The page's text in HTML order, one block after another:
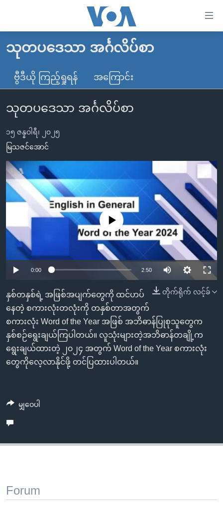
လွယ်ကူ
သည့်
များ
ပင်မ
အကြောင်းအရာ
ကျော်
ကြည့်
ရန်
အ
ညွန်း
စာမျက်နှာ
ကြည့်
ရန်
ရှာဖွေ
ရန်
နေရာ
သို့
မူလစာမျက်နှာ
မြန်မာ
ကမ္ဘာ့သတင်းများ
နိုင်ငံတကာ
တရုတ်
အစ္စရေး-ပါလက်စတိုင်း
ဗွီဒီယို
ရပ်ဝန်းတခု လမ်းတခု အလွန်
အင်္ဂလိပ်စာလေ့လာမယ်
အမေရိကန်သုံးအီဒီယံ
မကြေးမုံရဲ့ အင်္ဂလိပ်စာ
ရုပ်ရှင်ထဲက အင်္ဂလိပ်စာ
သုတပဒေသာ အင်္ဂလိပ်စာ
အပတ်စဉ်ကဏ္ဍများ
ရေဒီယို
ရေဒီယိုနှင့်ရုပ်သံ အချက်အလက်များ
ရေဒီယို/တီဗွီအစီအစဉ်
Learning English
ဗွီအိုအေ လူမှုကွန်ယက်များ
ဘာသာစကားများ
သုတပဒေသာ အင်္ဂလိပ်စာ
ဗွီဒီယို ကြည့်ရှုရန် အကြောင်း
သုတပဒေသာ အင်္ဂလိပ်စာ
၁၅ ဇန္နဝါရီ၊ ၂၀၂၅
မြသဇင်အောင်
Auto 240p 360p 480p
720p 1080p
No media source currently available
0:00 2:50
240p
480p
တိုက်ရိုက် လင့်ခ်
နှစ်တနှစ်ရဲ့ အဖြစ်အပျက်တွေကို ထင်ဟပ်
နေတဲ့ စကားလုံးတလုံးကို တနှစ်တာအတွက်
စကားလုံး Word of the Year အဖြစ် အဘိဓာန်ပြုစုသူတွေက
နှစ်စဉ်ရွေးချယ်ကြပါတယ်။ လူသုံးများတဲ့အဘိဓာန်တချို့က
ရွေးချယ်ထားတဲ့ ၂၀၂၄ အတွက် Word of the Year စကားလုံး
တွေကိုလေ့လာနိုင်ဖို့ တင်ပြထားပါတယ်။
မျှဝေပါ
Forum